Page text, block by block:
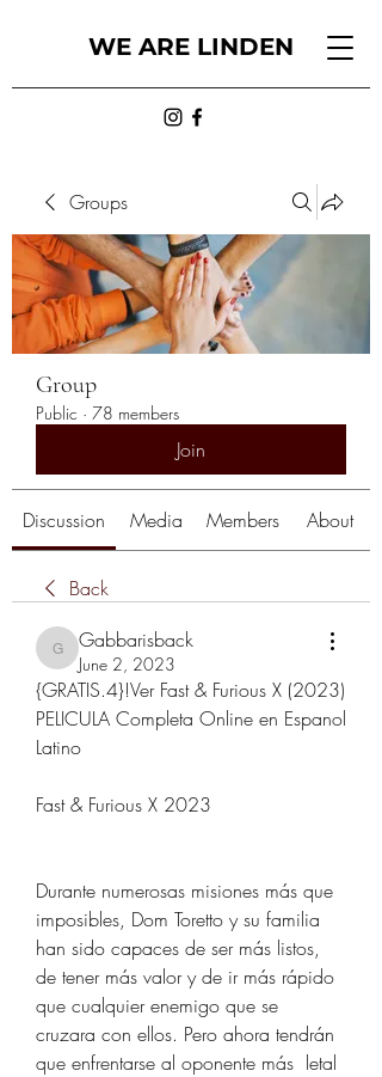
WE ARE LINDEN
Groups
Group
Public · 78 members
Join
Discussion Media Members About
Back
Gabbarisback
Gabbarisback
June 2, 2023
{GRATIS.4}!Ver Fast & Furious X (2023)
PELICULA Completa Online en Espanol
Latino
Fast & Furious X 2023
Durante numerosas misiones más que
imposibles, Dom Toretto y su familia
han sido capaces de ser más listos,
de tener más valor y de ir más rápido
que cualquier enemigo que se
cruzara con ellos. Pero ahora tendrán
que enfrentarse al oponente más  letal